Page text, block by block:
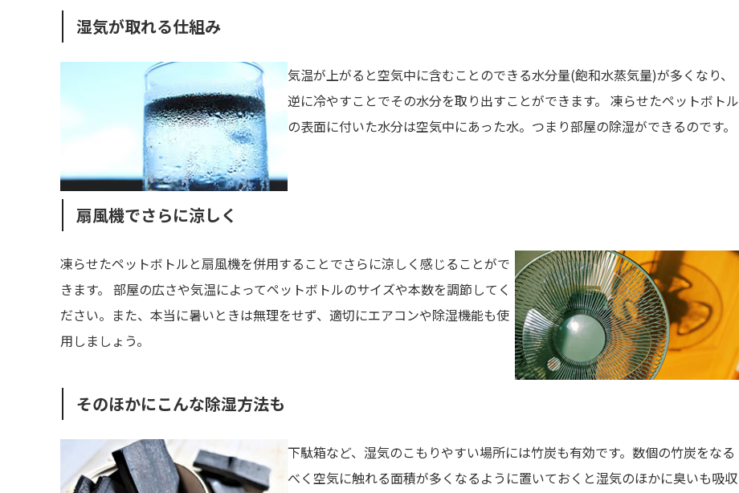
湿気が取れる仕組み
気温が上がると空気中に含むことのできる水分量(飽和水蒸気量)が多くなり、
逆に冷やすことでその水分を取り出すことができます。 凍らせたペットボトル
の表面に付いた水分は空気中にあった水。つまり部屋の除湿ができるのです。
扇風機でさらに涼しく
凍らせたペットボトルと扇風機を併用することでさらに涼しく感じることがで
きます。 部屋の広さや気温によってペットボトルのサイズや本数を調節してく
ださい。また、本当に暑いときは無理をせず、適切にエアコンや除湿機能も使
用しましょう。
そのほかにこんな除湿方法も
下駄箱など、湿気のこもりやすい場所には竹炭も有効です。数個の竹炭をなる
べく空気に触れる面積が多くなるように置いておくと湿気のほかに臭いも吸収